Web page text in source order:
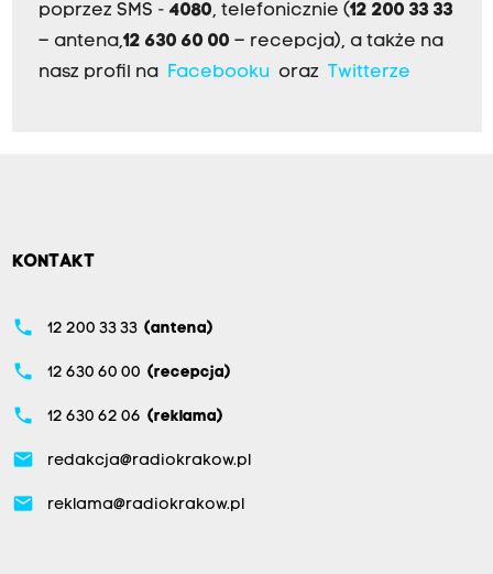
poprzez SMS - 4080, telefonicznie (12 200 33 33
– antena,12 630 60 00 – recepcja), a także na
nasz profil na Facebookuoraz Twitterze
KONTAKT
phone 12 200 33 33 (antena)
phone 12 630 60 00 (recepcja)
phone 12 630 62 06 (reklama)
email redakcja@radiokrakow.pl
email reklama@radiokrakow.pl